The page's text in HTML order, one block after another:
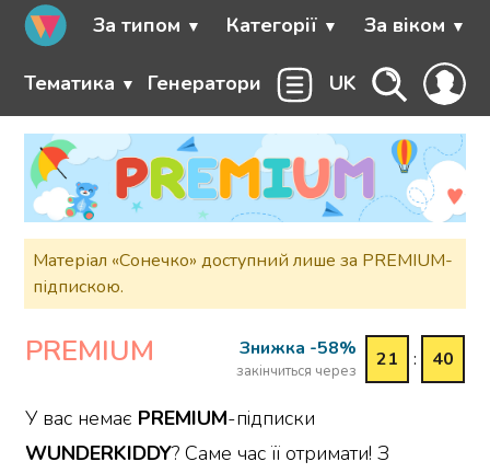
За типом Категорії За віком
Тематика Генератори UK
Матеріал «Сонечко» доступний лише за PREMIUM-
підпискою.
PREMIUM Знижка -58%
закінчиться через
21 : 40
У вас немає PREMIUM-підписки
WUNDERKIDDY? Саме час її отримати! З